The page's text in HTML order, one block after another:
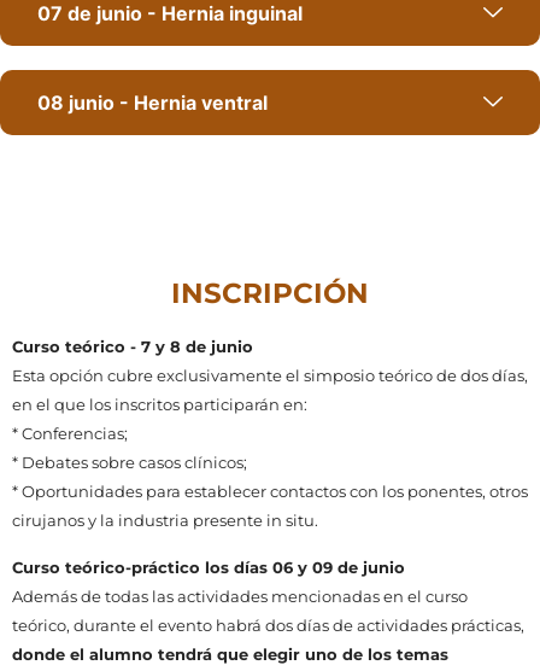
07 de junio - Hernia inguinal
08 junio - Hernia ventral
INSCRIPCIÓN
Curso teórico - 7 y 8 de junio
Esta opción cubre exclusivamente el simposio teórico de dos días,
en el que los inscritos participarán en:
* Conferencias;
* Debates sobre casos clínicos;
* Oportunidades para establecer contactos con los ponentes, otros
cirujanos y la industria presente in situ.
Curso teórico-práctico los días 06 y 09 de junio
Además de todas las actividades mencionadas en el curso
teórico, durante el evento habrá dos días de actividades prácticas,
donde el alumno tendrá que elegir uno de los temas